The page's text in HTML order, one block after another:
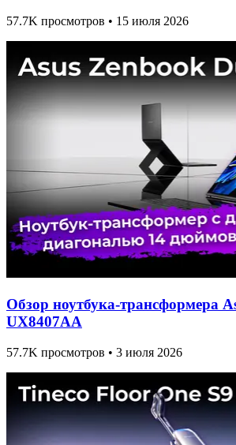
57.7K просмотров • 15 июля 2026
Обзор ноутбука-трансформера
UX8407AA
57.7K просмотров • 3 июля 2026